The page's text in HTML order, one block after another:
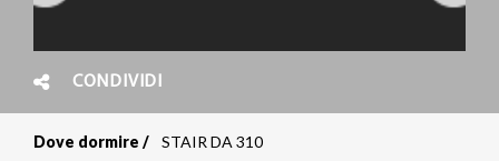
CONDIVIDI
Dove dormire STAIR DA 310